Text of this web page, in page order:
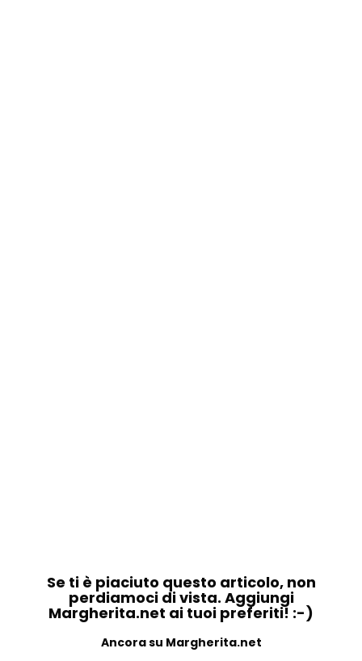
Se ti è piaciuto questo articolo, non
perdiamoci di vista. Aggiungi
Margherita.net ai tuoi preferiti! :-)
Ancora su Margherita.net